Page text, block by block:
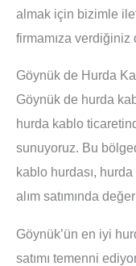
almak için bizimle
firmamıza
Göynük de Hurda
Göynük de hurda
hurda kablo
sunuyoruz. Bu
kablo hurdası,
alım satımında
Göynük’ün en iyi
satımı temenni